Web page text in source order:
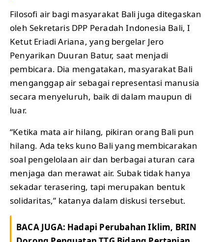
Filosofi air bagi masyarakat Bali juga ditegaskan
oleh Sekretaris DPP Peradah Indonesia Bali, I
Ketut Eriadi Ariana, yang bergelar Jero
Penyarikan Duuran Batur, saat menjadi
pembicara. Dia mengatakan, masyarakat Bali
menganggap air sebagai representasi manusia
secara menyeluruh, baik di dalam maupun di
luar.
“Ketika mata air hilang, pikiran orang Bali pun
hilang. Ada teks kuno Bali yang membicarakan
soal pengelolaan air dan berbagai aturan cara
menjaga dan merawat air. Subak tidak hanya
sekadar terasering, tapi merupakan bentuk
solidaritas,” katanya dalam diskusi tersebut.
BACA JUGA: Hadapi Perubahan Iklim, BRIN